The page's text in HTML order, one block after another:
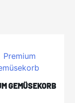
GEMÜSEKORB